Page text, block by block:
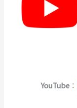
YouTube ：